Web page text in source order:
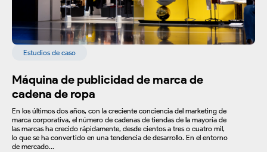
Estudios de caso
Máquina de publicidad de marca de
cadena de ropa
En los últimos dos años, con la creciente conciencia del marketing de
marca corporativa, el número de cadenas de tiendas de la mayoría de
las marcas ha crecido rápidamente, desde cientos a tres o cuatro mil,
lo que se ha convertido en una tendencia de desarrollo. En el entorno
de mercado...